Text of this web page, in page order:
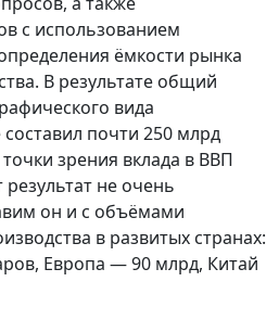
с использованием
ёмкости рынка
В результате общий
вида
почти 250 млрд
зрения вклада в ВВП
результат не очень
он и с объёмами
в развитых странах:
Европа — 90 млрд, Китай